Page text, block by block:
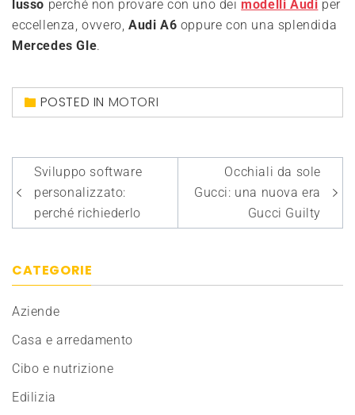
lusso perché non provare con uno deimodelli Audi per
eccellenza, ovvero, Audi A6 oppure con una splendida
Mercedes Gle.
POSTED IN MOTORI
Navigazione
articoli
Sviluppo software
personalizzato:
perché richiederlo
Occhiali da sole
Gucci: una nuova era
Gucci Guilty
CATEGORIE
Aziende
Casa e arredamento
Cibo e nutrizione
Edilizia